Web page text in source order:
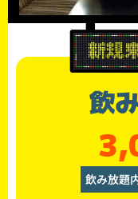
飲
飲み放題